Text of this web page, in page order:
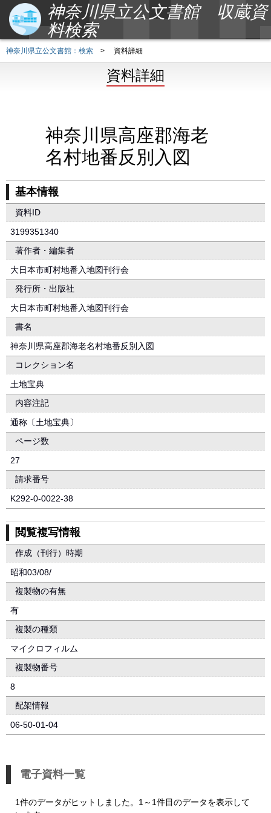
神奈川県立公文書館 収蔵資
料検索
神奈川県立公文書館：検索 > 資料詳細
資料詳細
神奈川県高座郡海老
名村地番反別入図
基本情報
資料ID
3199351340
著作者・編集者
大日本市町村地番入地図刊行会
発行所・出版社
大日本市町村地番入地図刊行会
書名
神奈川県高座郡海老名村地番反別入図
コレクション名
土地宝典
内容注記
通称〔土地宝典〕
ページ数
27
請求番号
K292-0-0022-38
閲覧複写情報
作成（刊行）時期
昭和03/08/
複製物の有無
有
複製の種類
マイクロフィルム
複製物番号
8
配架情報
06-50-01-04
電子資料一覧
1件のデータがヒットしました。1～1件目のデータを表示して